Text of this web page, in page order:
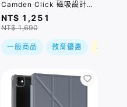
Camden Click 磁吸設計帶
筆槽多功能極簡透明保護套
灰色 / 兩種尺寸
NT$ 1,251
NT$ 1,690
一般商品 教育優惠 現折